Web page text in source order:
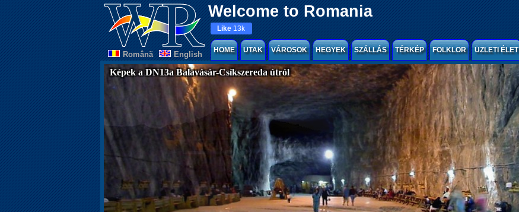
Welcome to Romania
Românã English
Like 13k
HOME UTAK VÁROSOK HEGYEK SZÁLLÁS TÉRKÉP FOLKLOR ÜZLETI ÉLET
Képek a DN13a Balavásár-Csíkszereda útról